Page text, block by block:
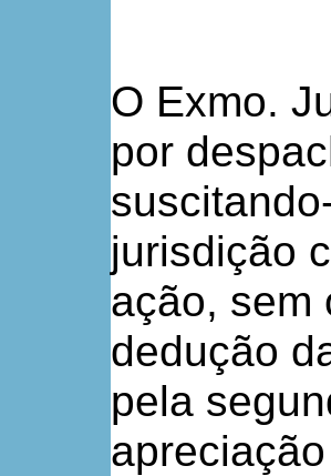
O Exmo.
por
jurisdição
ação, sem
dedução
pela